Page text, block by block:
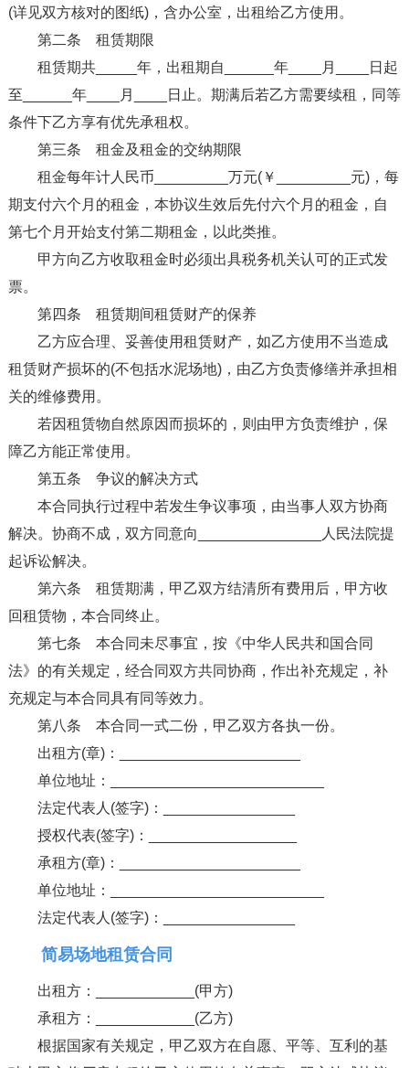
(详见双方核对的图纸)，含办公室，出租给乙方使用。
第二条 租赁期限
租赁期共_____年，出租期自______年____月____日起
至______年____月____日止。期满后若乙方需要续租，同等
条件下乙方享有优先承租权。
第三条 租金及租金的交纳期限
租金每年计人民币_________万元(￥_________元)，每
期支付六个月的租金，本协议生效后先付六个月的租金，自
第七个月开始支付第二期租金，以此类推。
甲方向乙方收取租金时必须出具税务机关认可的正式发
票。
第四条 租赁期间租赁财产的保养
乙方应合理、妥善使用租赁财产，如乙方使用不当造成
租赁财产损坏的(不包括水泥场地)，由乙方负责修缮并承担相
关的维修费用。
若因租赁物自然原因而损坏的，则由甲方负责维护，保
障乙方能正常使用。
第五条 争议的解决方式
本合同执行过程中若发生争议事项，由当事人双方协商
解决。协商不成，双方同意向_______________人民法院提
起诉讼解决。
第六条 租赁期满，甲乙双方结清所有费用后，甲方收
回租赁物，本合同终止。
第七条 本合同未尽事宜，按《中华人民共和国合同
法》的有关规定，经合同双方共同协商，作出补充规定，补
充规定与本合同具有同等效力。
第八条 本合同一式二份，甲乙双方各执一份。
出租方(章)：______________________
单位地址：__________________________
法定代表人(签字)：________________
授权代表(签字)：__________________
承租方(章)：______________________
单位地址：__________________________
法定代表人(签字)：________________
简易场地租赁合同
出租方：____________(甲方)
承租方：____________(乙方)
根据国家有关规定，甲乙双方在自愿、平等、互利的基